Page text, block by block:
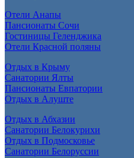
Отели Анапы
Пансионаты Сочи
Гостиницы Геленджика
Отели Красной поляны
Отдых в Крыму
Санатории Ялты
Пансионаты Евпатории
Отдых в Алуште
Отдых в Абхазии
Санатории Белокурихи
Отдых в Подмосковье
Санатории Белоруссии